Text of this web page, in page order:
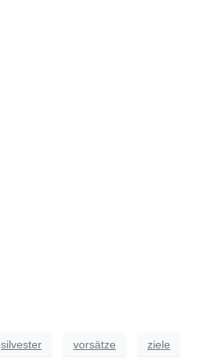
silvester vorsätze ziele